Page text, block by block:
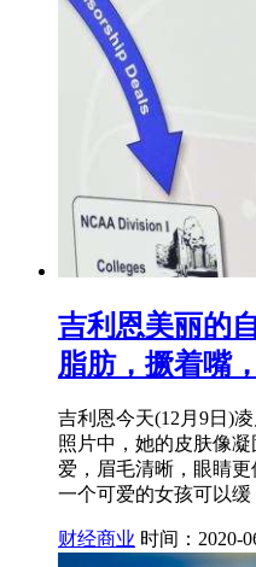
吉利恩美丽的
脂肪，撅着嘴
吉利恩今天(12月9日)
照片中，她的皮肤像
爱，眉毛清晰，眼睛
一个可爱的女孩可以缓
财经商业 时间：2020-